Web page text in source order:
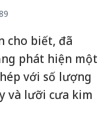
cho biết, đã
phát hiện một
với số lượng
và lưỡi cưa kim